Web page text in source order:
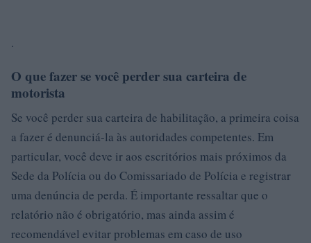
.
O que fazer se você perder sua carteira de
motorista
Se você perder sua carteira de habilitação, a primeira coisa
a fazer é denunciá-la às autoridades competentes. Em
particular, você deve ir aos escritórios mais próximos da
Sede da Polícia ou do Comissariado de Polícia e registrar
uma denúncia de perda. É importante ressaltar que o
relatório não é obrigatório, mas ainda assim é
recomendável evitar problemas em caso de uso